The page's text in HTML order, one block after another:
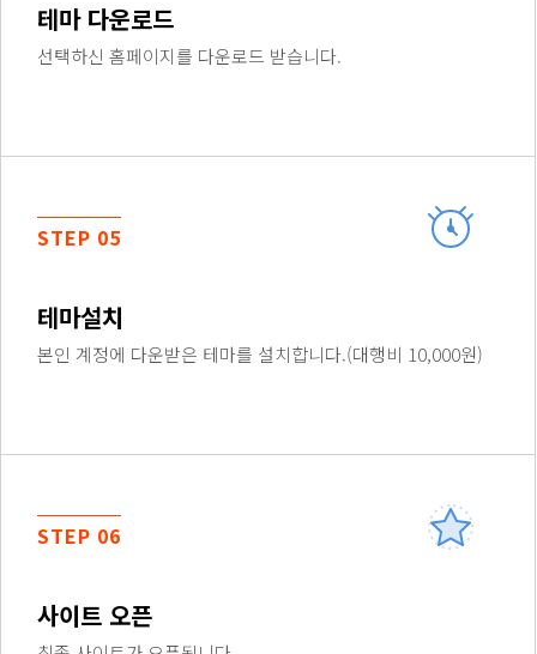
테마 다운로드
선택하신 홈페이지를 다운로드 받습니다.
STEP 05
테마설치
본인 계정에 다운받은 테마를 설치합니다.(대행비 10,000원)
STEP 06
사이트 오픈